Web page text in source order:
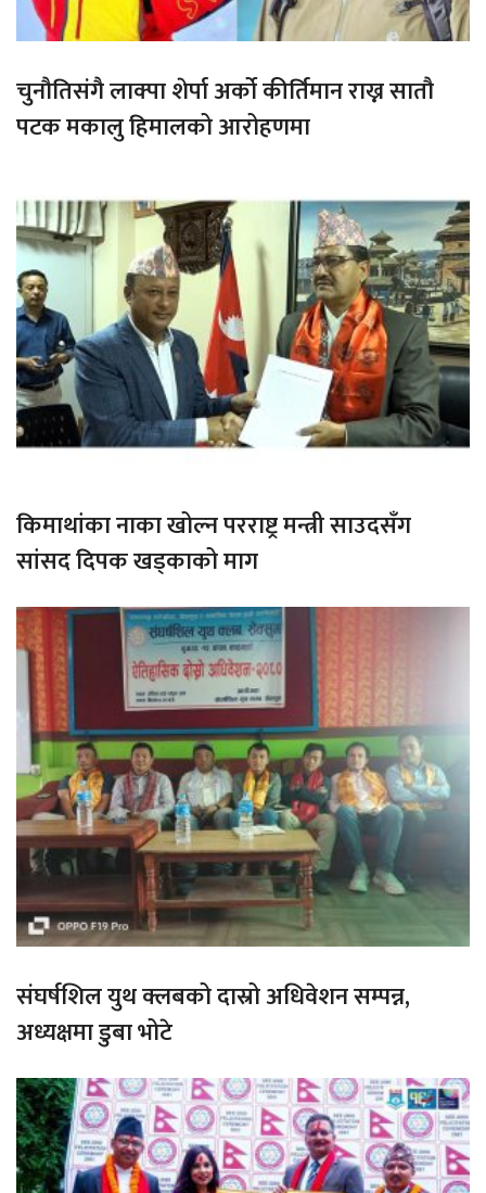
चुनौतिसंगै लाक्पा शेर्पा अर्को कीर्तिमान राख्न सातौ
पटक मकालु हिमालको आरोहणमा
किमाथांका नाका खोल्न परराष्ट्र मन्त्री साउदसँग
सांसद दिपक खड्काको माग
संघर्षशिल युथ क्लबको दास्रो अधिवेशन सम्पन्न,
अध्यक्षमा डुबा भोटे